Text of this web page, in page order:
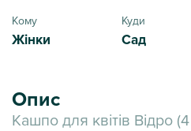
Кому
Жінки
Куди
Сад
Опис
Кашпо для квітів Відро